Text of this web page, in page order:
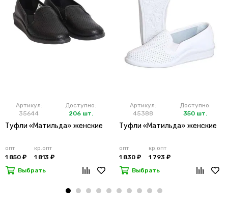
Артикул:
35644
Доступно:
206 шт.
Туфли «Матильда» женские
опт
1 850 ₽
кр.опт
1 813 ₽
Выбрать
Артикул:
45388
Доступно:
350 шт.
Туфли «Матильда» женские
опт
1 830 ₽
кр.опт
1 793 ₽
Выбрать